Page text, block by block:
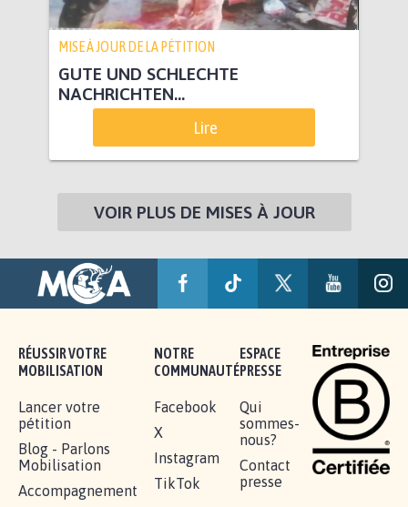
MISE À JOUR DE LA PÉTITION
GUTE UND SCHLECHTE
NACHRICHTEN...
Lire
VOIR PLUS DE MISES À JOUR
RÉUSSIR VOTRE
MOBILISATION
Lancer votre
pétition
Blog - Parlons
Mobilisation
Accompagnement
NOTRE
COMMUNAUTÉ
Facebook
X
Instagram
TikTok
ESPACE
PRESSE
Qui
sommes-
nous?
Contact
presse